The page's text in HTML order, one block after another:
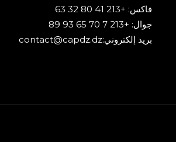
فاكس: +213 41 80 32 63
جوال: +213 7 70 65 93 89
بريد إلكتروني:contact@capdz.dz